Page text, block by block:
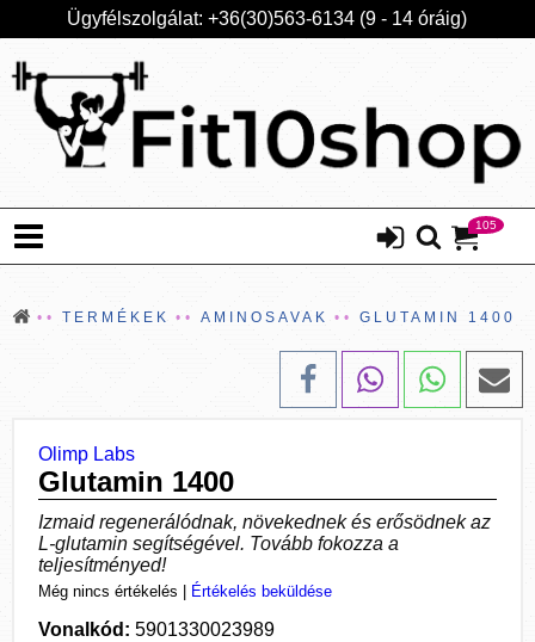
Ügyfélszolgálat: +36(30)563-6134 (9 - 14 óráig)
105
TERMÉKEK AMINOSAVAK GLUTAMIN 1400
Olimp Labs
Glutamin 1400
Izmaid regenerálódnak, növekednek és erősödnek az
L-glutamin segítségével. Tovább fokozza a
teljesítményed!
Még nincs értékelés Értékelés beküldése
Vonalkód: 5901330023989